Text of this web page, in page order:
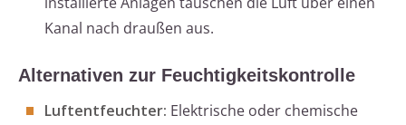
Kanal nach draußen aus.
Alternativen zur Feuchtigkeitskontrolle
Luftentfeuchter: Elektrische oder chemische